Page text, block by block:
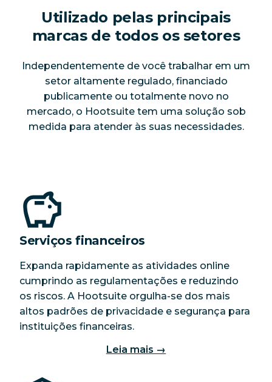
Utilizado pelas principais
marcas de todos os setores
Independentemente de você trabalhar em um
setor altamente regulado, financiado
publicamente ou totalmente novo no
mercado, o Hootsuite tem uma solução sob
medida para atender às suas necessidades.
Serviços financeiros
Expanda rapidamente as atividades online
cumprindo as regulamentações e reduzindo
os riscos. A Hootsuite orgulha-se dos mais
altos padrões de privacidade e segurança para
instituições financeiras.
Leia mais →